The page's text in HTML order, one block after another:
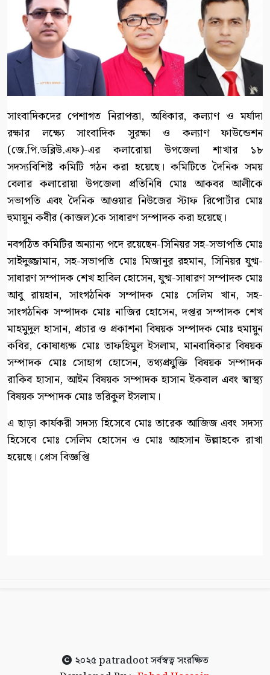
সাংবাদিকদের পেশাগত নিরাপত্তা, অধিকার, কল্যাণ ও মর্যাদা
রক্ষার লক্ষ্যে সাংবাদিক সুরক্ষা ও কল্যাণ ফাউন্ডেশন
(জে.পি.ডব্লিউ.এফ)-এর কলারোয়া উপজেলা শাখার ১৮
সদস্যবিশিষ্ট কমিটি গঠন করা হয়েছে। কমিটিতে দৈনিক সময়
বেলার কলারোয়া উপজেলা প্রতিনিধি মোঃ আকবর আলীকে
সভাপতি এবং দৈনিক আওয়ার নিউজের স্টাফ রিপোর্টার মোঃ
হুমায়ুন কবীর (কাজল)কে সাধারণ সম্পাদক করা হয়েছে।
নবগঠিত কমিটির অন্যান্য পদে রয়েছেন-সিনিয়র সহ-সভাপতি মোঃ
সাইদুজ্জামান, সহ-সভাপতি মোঃ মিজানুর রহমান, সিনিয়র যুগ্ম-
সাধারণ সম্পাদক শেখ হাবিল হোসেন, যুগ্ম-সাধারণ সম্পাদক মোঃ
আবু রায়হান, সাংগঠনিক সম্পাদক মোঃ সেলিম খান, সহ-
সাংগঠনিক সম্পাদক মোঃ নাজির হোসেন, দপ্তর সম্পাদক শেখ
মাহমুদুল হাসান, প্রচার ও প্রকাশনা বিষয়ক সম্পাদক মোঃ হুমায়ুন
কবির, কোষাধ্যক্ষ মোঃ তাফহিমুল ইসলাম, মানবাধিকার বিষয়ক
সম্পাদক মোঃ সোহাগ হোসেন, তথ্যপ্রযুক্তি বিষয়ক সম্পাদক
রাকিব হাসান, আইন বিষয়ক সম্পাদক হাসান ইকবাল এবং স্বাস্থ্য
বিষয়ক সম্পাদক মোঃ তরিকুল ইসলাম।
এ ছাড়া কার্যকরী সদস্য হিসেবে মোঃ তারেক আজিজ এবং সদস্য
হিসেবে মোঃ সেলিম হোসেন ও মোঃ আহসান উল্লাহকে রাখা
হয়েছে। প্রেস বিজ্ঞপ্তি
২০২৫ patradootসর্বস্বত্ব সংরক্ষিত